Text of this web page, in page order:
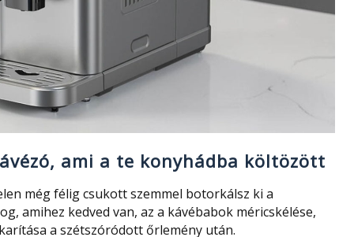
ami a te konyhádba költözött
még félig csukott szemmel botorkálsz ki a
amihez kedved van, az a kávébabok méricskélése,
a szétszóródott őrlemény után.